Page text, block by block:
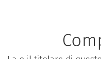
produrre documenti
modi più efficienti per
con il linguaggio